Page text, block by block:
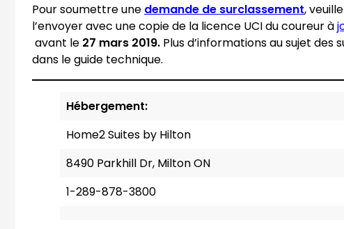
Pour soumettre une demande de surclassement(
o
p
n
,
l’envoyer avec une copie de la licence UCI du coureur à
(
o
p
avant le 27 mars 2019. Plus d’informations au sujet
dans le guide technique.
Hébergement:
Home2 Suites by Hilton
8490 Parkhill Dr, Milton ON
1-289-878-3800